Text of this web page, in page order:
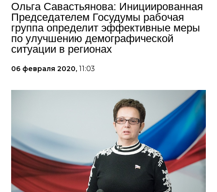
Ольга Савастьянова: Инициированная
Председателем Госудумы рабочая
группа определит эффективные меры
по улучшению демографической
ситуации в регионах
06 февраля 2020, 11:03